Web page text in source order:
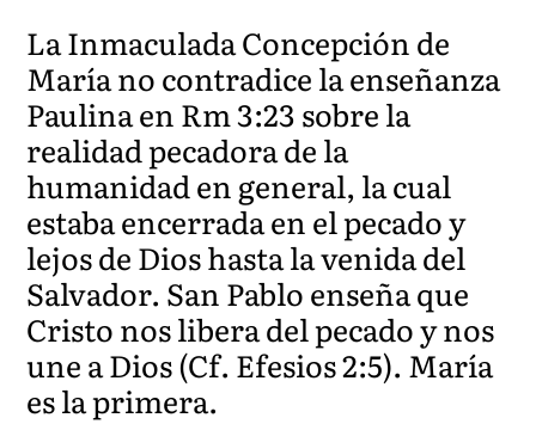
La Inmaculada Concepción de
María no contradice la enseñanza
Paulina en Rm 3:23 sobre la
realidad pecadora de la
humanidad en general, la cual
estaba encerrada en el pecado y
lejos de Dios hasta la venida del
Salvador. San Pablo enseña que
Cristo nos libera del pecado y nos
une a Dios (Cf. Efesios 2:5). María
es la primera.